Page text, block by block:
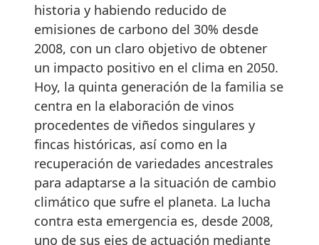
historia y habiendo reducido de
emisiones de carbono del 30% desde
2008, con un claro objetivo de obtener
un impacto positivo en el clima en 2050.
Hoy, la quinta generación de la familia se
centra en la elaboración de vinos
procedentes de viñedos singulares y
fincas históricas, así como en la
recuperación de variedades ancestrales
para adaptarse a la situación de cambio
climático que sufre el planeta. La lucha
contra esta emergencia es, desde 2008,
uno de sus ejes de actuación mediante